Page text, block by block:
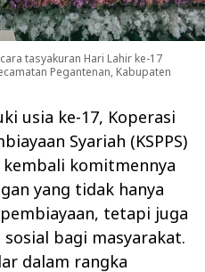
tasyakuran Hari Lahir ke-17
Pegantenan, Kabupaten
usia ke-17, Koperasi
Syariah (KSPPS)
komitmennya
yang tidak hanya
tetapi juga
bagi masyarakat.
dalam rangka